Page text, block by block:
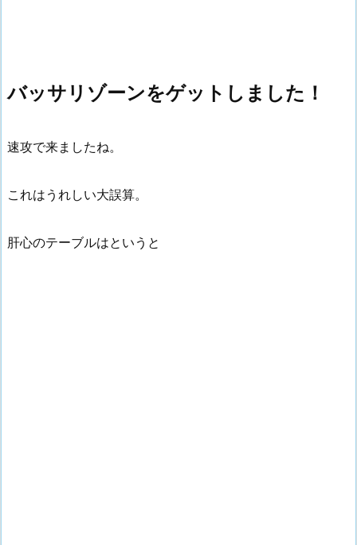
バッサリゾーンをゲットしました！
速攻で来ましたね。
これはうれしい大誤算。
肝心のテーブルはというと